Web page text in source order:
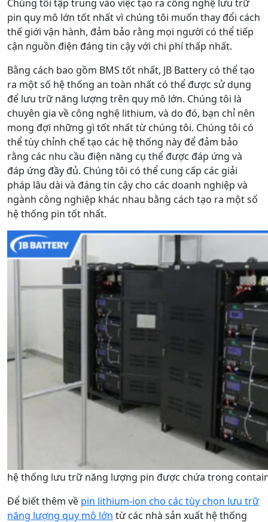
Chúng tôi tập trung vào việc tạo ra công nghệ lưu trữ
pin quy mô lớn tốt nhất vì chúng tôi muốn thay đổi cách
thế giới vận hành, đảm bảo rằng mọi người có thể tiếp
cận nguồn điện đáng tin cậy với chi phí thấp nhất.
Bằng cách bao gồm BMS tốt nhất, JB Battery có thể tạo
ra một số hệ thống an toàn nhất có thể được sử dụng
để lưu trữ năng lượng trên quy mô lớn. Chúng tôi là
chuyên gia về công nghệ lithium, và do đó, bạn chỉ nên
mong đợi những gì tốt nhất từ chúng tôi. Chúng tôi có
thể tùy chỉnh chế tạo các hệ thống này để đảm bảo
rằng các nhu cầu điện năng cụ thể được đáp ứng và
đáp ứng đầy đủ. Chúng tôi có thể cung cấp các giải
pháp lâu dài và đáng tin cậy cho các doanh nghiệp và
ngành công nghiệp khác nhau bằng cách tạo ra một số
hệ thống pin tốt nhất.
hệ thống lưu trữ năng lượng pin được chứa trong
Để biết thêm về pin lithium-ion cho các tùy chọn lưu trữ
năng lượng quy mô lớn từ các nhà sản xuất hệ thống